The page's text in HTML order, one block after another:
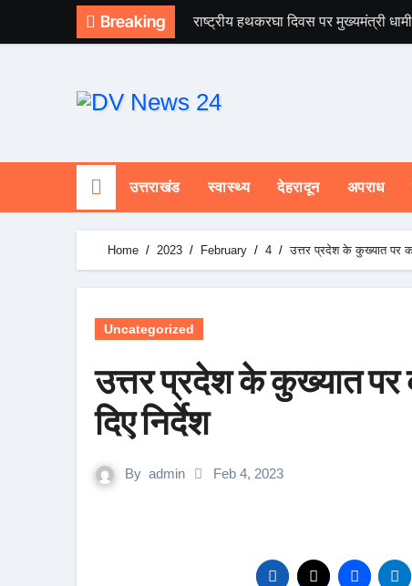
Breaking राष्ट्रीय हथकरघा दिवस पर मुख्यमंत्री
उत्तराखंड स्वास्थ्य देहरादून अपराध
Home 2023 February 4 उत्तर प्रदेश के कुख्यात पर
Uncategorized
उत्तर प्रदेश के कुख्यात पर
दिए निर्देश
By admin Feb 4, 2023